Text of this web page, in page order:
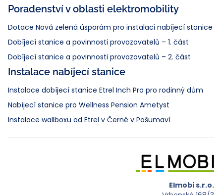
Poradenství v oblasti elektromobility
Dotace Nová zelená úsporám pro instalaci nabíjecí stanice
Dobíjecí stanice a povinnosti provozovatelů – 1. část
Dobíjecí stanice a povinnosti provozovatelů – 2. část
Instalace nabíjecí stanice
Instalace dobíjecí stanice Etrel Inch Pro pro rodinný dům
Nabíjecí stanice pro Wellness Pension Ametyst
Instalace wallboxu od Etrel v Černé v Pošumaví
Elmobi s.r.o.